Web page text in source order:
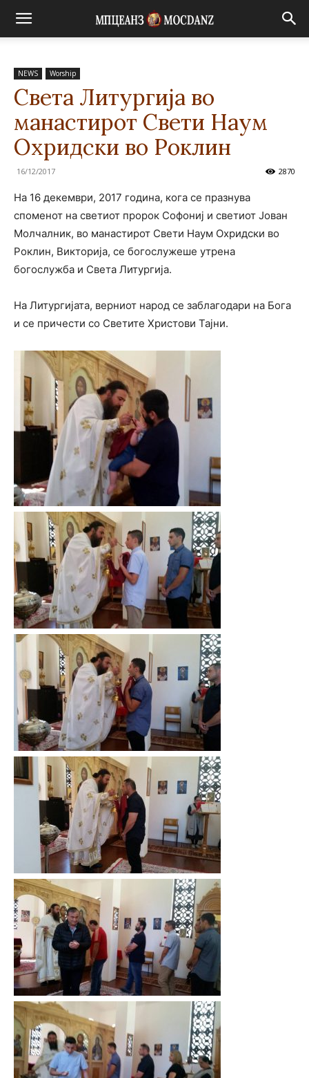
NEWS Worship
Света Литургија во
манастирот Свети Наум
Охридски во Роклин
16/12/2017 2870
На 16 декември, 2017 година, кога се празнува
споменот на светиот пророк Софониј и светиот Јован
Молчалник, во манастирот Свети Наум Охридски во
Роклин, Викторија, се богослужеше утрена
богослужба и Света Литургија.
На Литургијата, верниот народ се заблагодари на Бога
и се причести со Светите Христови Тајни.